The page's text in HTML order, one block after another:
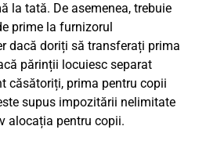
la tată. De asemenea, trebuie
prime la furnizorul
dacă doriți să transferați prima
părinții locuiesc separat
căsătoriți, prima pentru copii
supus impozitării nelimitate
alocația pentru copii.